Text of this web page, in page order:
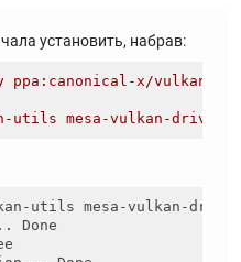
установить, набрав:
ppa:canonical-x/vulkan
mesa-vulkan-drivers
utils mesa-vulkan-
Done